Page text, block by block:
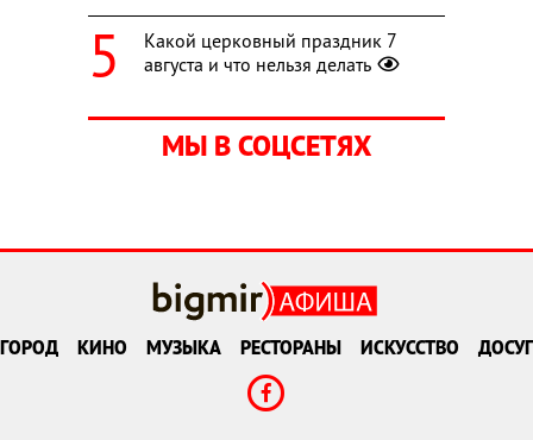
Какой церковный праздник 7
августа и что нельзя делать
МЫ В СОЦСЕТЯХ
ГОРОД КИНО МУЗЫКА РЕСТОРАНЫ ИСКУССТВО ДОСУГ